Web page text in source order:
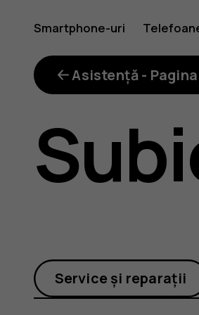
Cum
pot
Smartphone-uri
Asistență -
Service și reparații